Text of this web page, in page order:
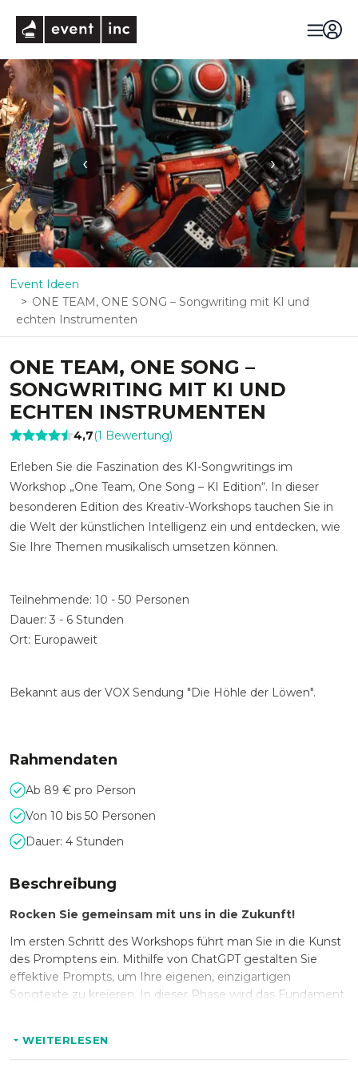
‹ ›
Event Ideen
ONE TEAM, ONE SONG – Songwriting mit KI und
echten Instrumenten
ONE TEAM, ONE SONG –
SONGWRITING MIT KI UND
ECHTEN INSTRUMENTEN
4,7(1 Bewertung)
Erleben Sie die Faszination des KI-Songwritings im
Workshop „One Team, One Song – KI Edition“. In dieser
besonderen Edition des Kreativ-Workshops tauchen Sie in
die Welt der künstlichen Intelligenz ein und entdecken, wie
Sie Ihre Themen musikalisch umsetzen können.
Teilnehmende: 10 - 50 Personen
Dauer: 3 - 6 Stunden
Ort: Europaweit
Bekannt aus der VOX Sendung "Die Höhle der Löwen".
Rahmendaten
Ab 89 € pro Person
Von 10 bis 50 Personen
Dauer: 4 Stunden
Beschreibung
Rocken Sie gemeinsam mit uns in die Zukunft!
Im ersten Schritt des Workshops führt man Sie in die Kunst
des Promptens ein. Mithilfe von ChatGPT gestalten Sie
effektive Prompts, um Ihre eigenen, einzigartigen
Songtexte zu kreieren. In dieser Phase wird das Fundament
Schritt wird aus Ihrem zuvor erstellten Text ein kompletter
Song erschaffen - inklusive Melodie und einer KI-generierten
WEITERLESEN